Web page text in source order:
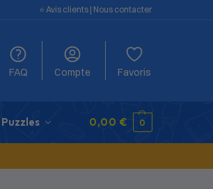
⭐️ Avis clients | Nous contacter
FAQ Compte Favoris
Puzzles 0,00 € 0